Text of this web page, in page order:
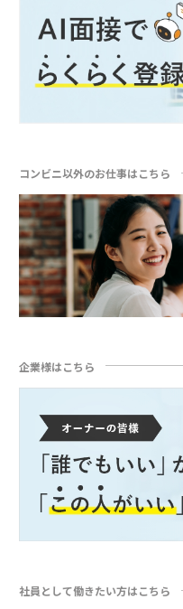
コンビニ以外のお仕事はこちら
企業様はこちら
社員として働きたい方はこちら